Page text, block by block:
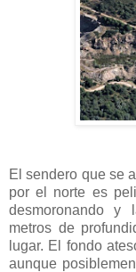
El sendero que se
por el norte es
desmoronando y
metros de
lugar. El fondo
aunque